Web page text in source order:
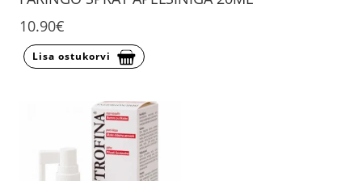
10.90€
Lisa ostukorvi